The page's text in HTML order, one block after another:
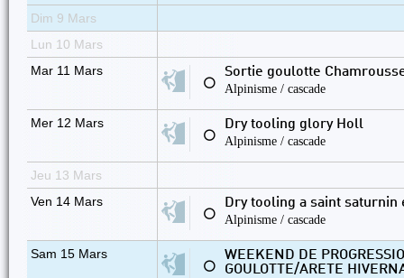
Dim 9 Mars
Lun 10 Mars
Mar 11 Mars
⚪
Sortie goulotte
Alpinisme / cascade
Mer 12 Mars
⚪
Dry tooling glory Holl
Alpinisme / cascade
Jeu 13 Mars
Ven 14 Mars
⚪
Dry tooling a saint
Alpinisme / cascade
Sam 15 Mars
⚪
WEEKEND DE
GOULOTTE/ARETE